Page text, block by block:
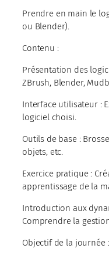
Prendre en main le
ou Blender).
Contenu :
Présentation des
ZBrush, Blender,
Interface utilisateur :
logiciel choisi.
Outils de base :
objets, etc.
Exercice pratique :
apprentissage de la
Introduction aux
Comprendre la
Objectif de la journée :